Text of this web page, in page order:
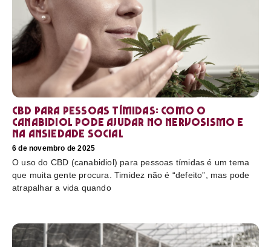
CBD para pessoas tímidas: como o
canabidiol pode ajudar no nervosismo e
na ansiedade social
6 de novembro de 2025
O uso do CBD (canabidiol) para pessoas tímidas é um tema
que muita gente procura. Timidez não é “defeito”, mas pode
atrapalhar a vida quando